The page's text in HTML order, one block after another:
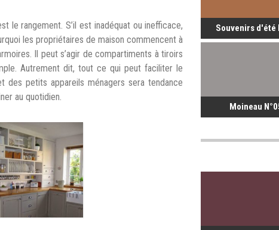
le rangement. S’il est inadéquat ou inefficace,
les propriétaires de maison commencent à
Il peut s’agir de compartiments à tiroirs
Autrement dit, tout ce qui peut faciliter le
des petits appareils ménagers sera tendance
au quotidien.
Souvenirs d'été
Moineau